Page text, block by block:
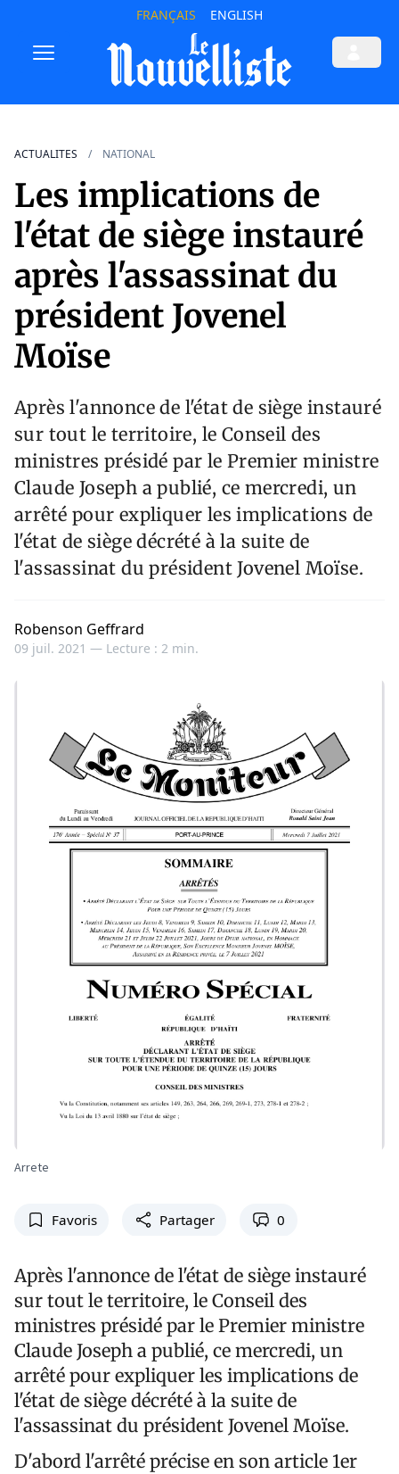
FRANÇAIS ENGLISH
ACTUALITES NATIONAL
Les implications de
l'état de siège instauré
après l'assassinat du
président Jovenel
Moïse
Après l'annonce de l'état de siège instauré
sur tout le territoire, le Conseil des
ministres présidé par le Premier ministre
Claude Joseph a publié, ce mercredi, un
arrêté pour expliquer les implications de
l'état de siège décrété à la suite de
l'assassinat du président Jovenel Moïse.
Robenson Geffrard
09 juil. 2021 — Lecture : 2 min.
Arrete
Favoris Partager 0
Après l'annonce de l'état de siège instauré
sur tout le territoire, le Conseil des
ministres présidé par le Premier ministre
Claude Joseph a publié, ce mercredi, un
arrêté pour expliquer les implications de
l'état de siège décrété à la suite de
l'assassinat du président Jovenel Moïse.
D'abord l'arrêté précise en son article 1er